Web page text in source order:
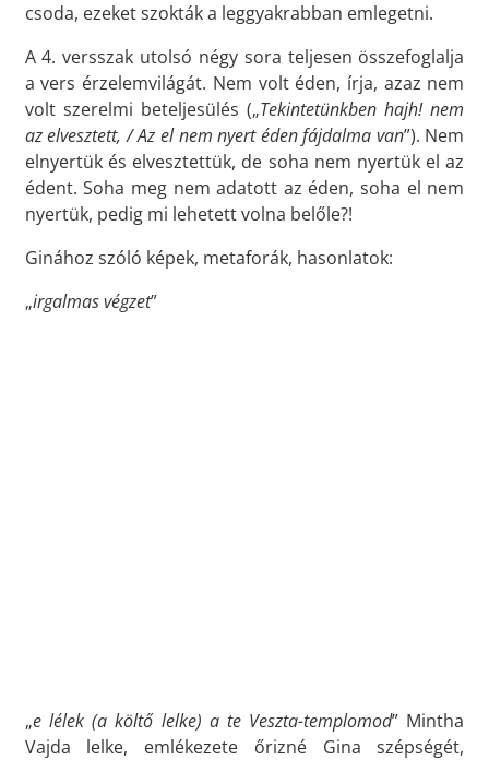
csoda, ezeket szokták a leggyakrabban emlegetni.
A 4. versszak utolsó négy sora teljesen összefoglalja
a vers érzelemvilágát. Nem volt éden, írja, azaz nem
volt szerelmi beteljesülés („Tekintetünkben hajh! nem
az elvesztett, / Az el nem nyert éden fájdalma van”). Nem
elnyertük és elvesztettük, de soha nem nyertük el az
édent. Soha meg nem adatott az éden, soha el nem
nyertük, pedig mi lehetett volna belőle?!
Ginához szóló képek, metaforák, hasonlatok:
„irgalmas végzet”
„e lélek (a költő lelke) a te Veszta-templomod” Mintha
Vajda lelke, emlékezete őrizné Gina szépségét,